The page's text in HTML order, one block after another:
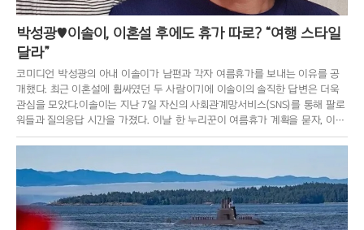
박성광♥이솔이, 이혼설 후에도 휴가 따로? “여행 스타일
달라”
코미디언 박성광의 아내 이솔이가 남편과 각자 여름휴가를 보내는 이유를 공
개했다. 최근 이혼설에 휩싸였던 두 사람이기에 이솔이의 솔직한 답변은 더욱
관심을 모았다.이솔이는 지난 7일 자신의 사회관계망서비스(SNS)를 통해 팔로
워들과 질의응답 시간을 가졌다. 이날 한 누리꾼이 여름휴가 계획을 묻자, 이솔
이는 “사실 당장은 계